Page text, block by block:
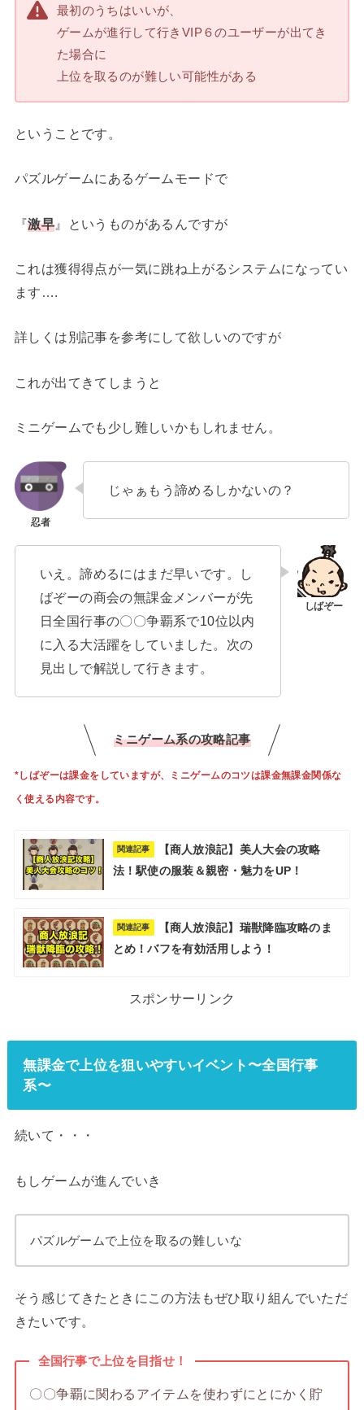
最初のうちはいいが、
ゲームが進行して行きVIP６のユーザーが出てき
た場合に
上位を取るのが難しい可能性がある
ということです。
パズルゲームにあるゲームモードで
『激早 』というものがあるんですが
これは獲得得点が一気に跳ね上がるシステムになってい
ます….
詳しくは別記事を参考にして欲しいのですが
これが出てきてしまうと
ミニゲームでも少し難しいかもしれません。
じゃぁもう諦めるしかないの？
いえ。諦めるにはまだ早いです。し
ばぞーの商会の無課金メンバーが先
日全国行事の〇〇争覇系で10位以内
に入る大活躍をしていました。次の
見出しで解説して行きます。
ミニゲーム系の攻略記事
*しばぞーは課金をしていますが、ミニゲームのコツは課金無課金関係な
く使える内容です。
関連記事
【商人放浪記】美人大会の攻略
法！駅使の服装＆親密・魅力をUP！
関連記事
【商人放浪記】瑞獣降臨攻略のま
とめ！バフを有効活用しよう！
スポンサーリンク
無課金で上位を狙いやすいイベント〜全国行事
系〜
続いて・・・
もしゲームが進んでいき
パズルゲームで上位を取るの難しいな
そう感じてきたときにこの方法もぜひ取り組んでいただ
きたいです。
全国行事で上位を目指せ！
〇〇争覇に関わるアイテムを使わずにとにかく貯